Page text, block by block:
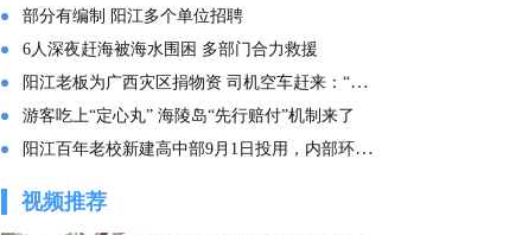
部分有编制 阳江多个单位招聘
6人深夜赶海被海水围困 多部门合力救援
阳江老板为广西灾区捐物资 司机空车赶来：“免费拉！”
游客吃上“定心丸” 海陵岛“先行赔付”机制来了
阳江百年老校新建高中部9月1日投用，内部环境曝光
视频推荐